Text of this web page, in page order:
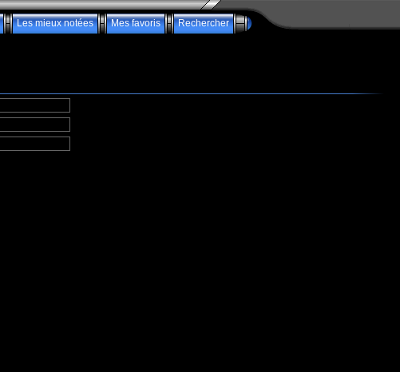
Les mieux notées Mes favoris Rechercher